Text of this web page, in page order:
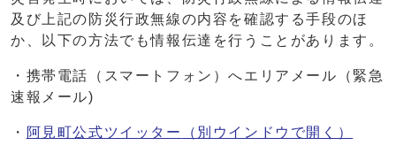
及び上記の防災行政無線の内容を確認する手段のほ
か、以下の方法でも情報伝達を行うことがあります。
・携帯電話（スマートフォン）へエリアメール（緊急
速報メール)
・ 阿見町公式ツイッター （別ウインドウで開く）